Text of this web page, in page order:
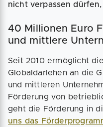
nicht verpassen
40 Millionen Euro
und mittlere
Seit 2010 ermöglicht
Globaldarlehen an die
und mittleren
Förderung von
geht die Förderung in
uns das